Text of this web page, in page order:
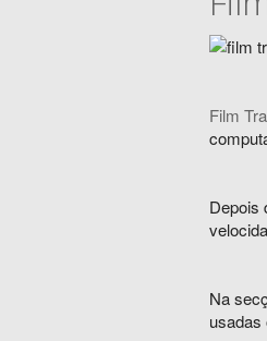
Film
Depois
Na
usadas